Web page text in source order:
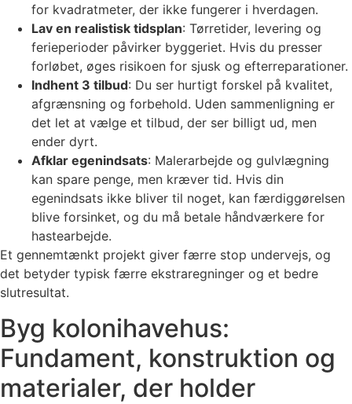
for kvadratmeter, der ikke fungerer i hverdagen.
Lav en realistisk tidsplan: Tørretider, levering og
ferieperioder påvirker byggeriet. Hvis du presser
forløbet, øges risikoen for sjusk og efterreparationer.
Indhent 3 tilbud: Du ser hurtigt forskel på kvalitet,
afgrænsning og forbehold. Uden sammenligning er
det let at vælge et tilbud, der ser billigt ud, men
ender dyrt.
Afklar egenindsats: Malerarbejde og gulvlægning
kan spare penge, men kræver tid. Hvis din
egenindsats ikke bliver til noget, kan færdiggørelsen
blive forsinket, og du må betale håndværkere for
hastearbejde.
Et gennemtænkt projekt giver færre stop undervejs, og
det betyder typisk færre ekstraregninger og et bedre
slutresultat.
Byg kolonihavehus:
Fundament, konstruktion og
materialer, der holder